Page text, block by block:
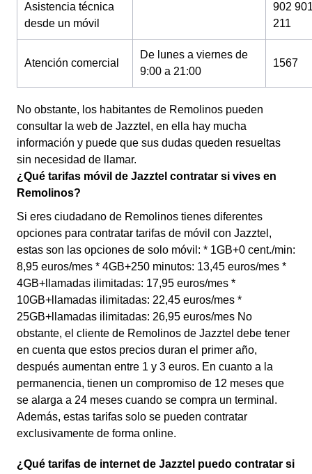
Asistencia técnica
desde un móvil
902
211
Atención comercial
De lunes a viernes de
9:00 a 21:00
1567
No obstante, los habitantes de Remolinos pueden
consultar la web de Jazztel, en ella hay mucha
información y puede que sus dudas queden resueltas
sin necesidad de llamar.
¿Qué tarifas móvil de Jazztel contratar si vives en
Remolinos?
Si eres ciudadano de Remolinos tienes diferentes
opciones para contratar tarifas de móvil con Jazztel,
estas son las opciones de solo móvil: * 1GB+0 cent./min:
8,95 euros/mes * 4GB+250 minutos: 13,45 euros/mes *
4GB+llamadas ilimitadas: 17,95 euros/mes *
10GB+llamadas ilimitadas: 22,45 euros/mes *
25GB+llamadas ilimitadas: 26,95 euros/mes No
obstante, el cliente de Remolinos de Jazztel debe tener
en cuenta que estos precios duran el primer año,
después aumentan entre 1 y 3 euros. En cuanto a la
permanencia, tienen un compromiso de 12 meses que
se alarga a 24 meses cuando se compra un terminal.
Además, estas tarifas solo se pueden contratar
exclusivamente de forma online.
¿Qué tarifas de internet de Jazztel puedo contratar si